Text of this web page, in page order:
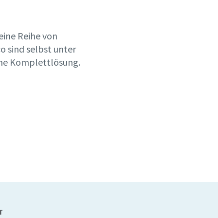
Reihe von
sind selbst unter
Komplettlösung.